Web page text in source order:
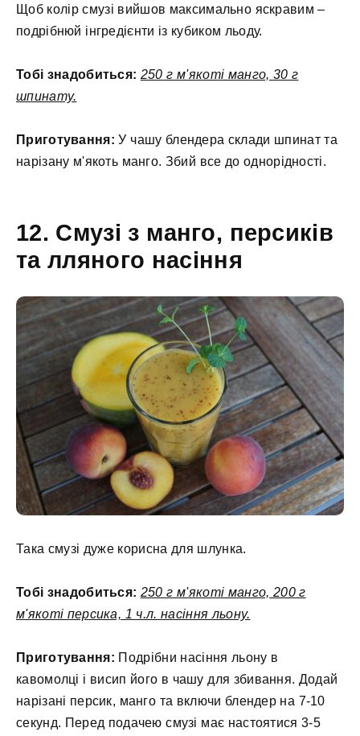
Щоб колір смузі вийшов максимально яскравим –
подрібнюй інгредієнти із кубиком льоду.
Тобі знадобиться: 250 г м'якоті манго, 30 г
шпинату.
Приготування: У чашу блендера склади шпинат та
нарізану м'якоть манго. Збий все до однорідності.
12. Смузі з манго, персиків
та лляного насіння
Така смузі дуже корисна для шлунка.
Тобі знадобиться: 250 г м'якоті манго, 200 г
м'якоті персика, 1 ч.л. насіння льону.
Приготування: Подрібни насіння льону в
кавомолці і висип його в чашу для збивання. Додай
нарізані персик, манго та включи блендер на 7-10
секунд. Перед подачею смузі має настоятися 3-5